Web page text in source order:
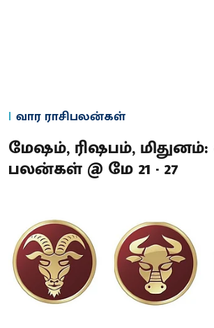
வார ராசிபலன்கள்
மேஷம், ரிஷபம், மிதுனம்:
பலன்கள் @ மே 21 - 27